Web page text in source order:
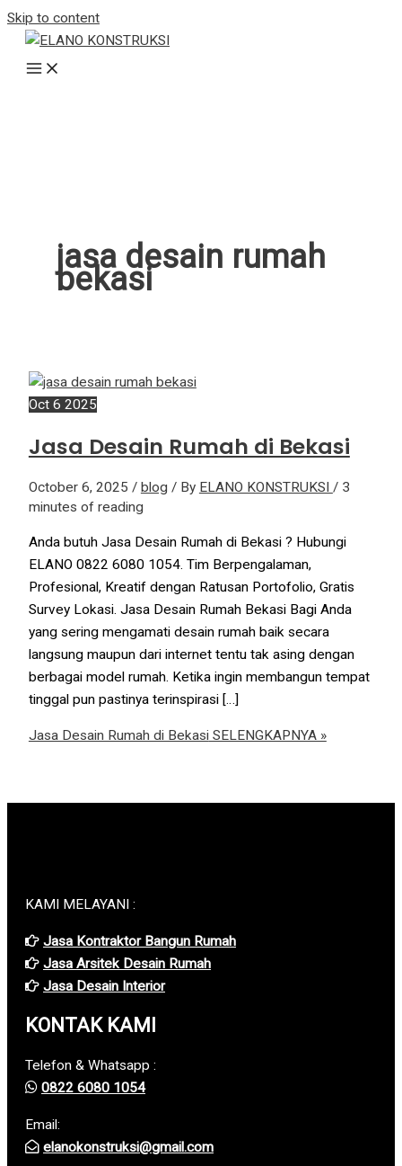
Skip to content
jasa desain rumah
bekasi
Oct 6 2025
Jasa Desain Rumah di Bekasi
October 6, 2025 / blog / By ELANO KONSTRUKSI / 3
minutes of reading
Anda butuh Jasa Desain Rumah di Bekasi ? Hubungi
ELANO 0822 6080 1054. Tim Berpengalaman,
Profesional, Kreatif dengan Ratusan Portofolio, Gratis
Survey Lokasi. Jasa Desain Rumah Bekasi Bagi Anda
yang sering mengamati desain rumah baik secara
langsung maupun dari internet tentu tak asing dengan
berbagai model rumah. Ketika ingin membangun tempat
tinggal pun pastinya terinspirasi […]
Jasa Desain Rumah di Bekasi SELENGKAPNYA »
KAMI MELAYANI :
Jasa Kontraktor Bangun Rumah
Jasa Arsitek Desain Rumah
Jasa Desain Interior
KONTAK KAMI
Telefon & Whatsapp :
0822 6080 1054
Email:
elanokonstruksi@gmail.com